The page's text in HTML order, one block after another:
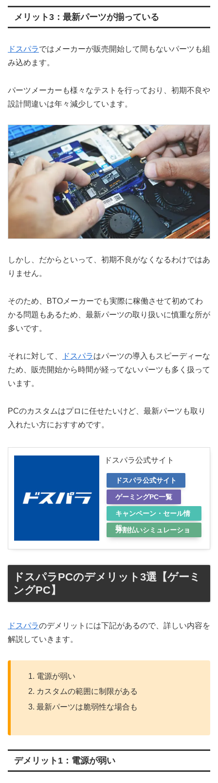
メリット3：最新パーツが揃っている
ドスパラではメーカーが販売開始して間もないパーツも組
み込めます。
パーツメーカーも様々なテストを行っており、初期不良や
設計間違いは年々減少しています。
しかし、だからといって、初期不良がなくなるわけではあ
りません。
そのため、BTOメーカーでも実際に稼働させて初めてわ
かる問題もあるため、最新パーツの取り扱いに慎重な所が
多いです。
それに対して、 ドスパラはパーツの導入もスピーディーな
ため、販売開始から時間が経ってないパーツも多く扱って
います。
PCのカスタムはプロに任せたいけど、最新パーツも取り
入れたい方におすすめです。
ドスパラ公式サイト
ドスパラ公式サイト
ゲーミングPC一覧
キャンペーン・セール情
報
分割払いシミュレーショ
ドスパラPCのデメリット3選【ゲーミ
ングPC】
ドスパラのデメリットには下記があるので、詳しい内容を
解説していきます。
電源が弱い
カスタムの範囲に制限がある
最新パーツは脆弱性な場合も
デメリット1：電源が弱い